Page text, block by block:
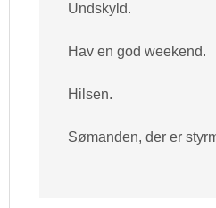
Undskyld.
Hav en god weekend.
Hilsen.
Sømanden, der er